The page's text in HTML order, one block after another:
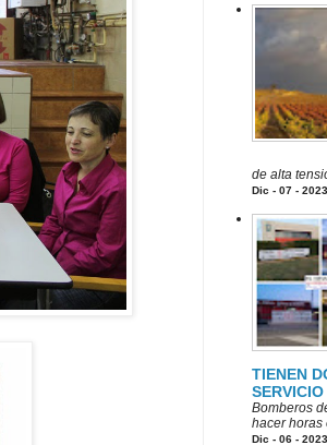
de alta
Dic - 07 -
TIENEN
SERVICIO
Bomberos
hacer horas
Dic - 06 -